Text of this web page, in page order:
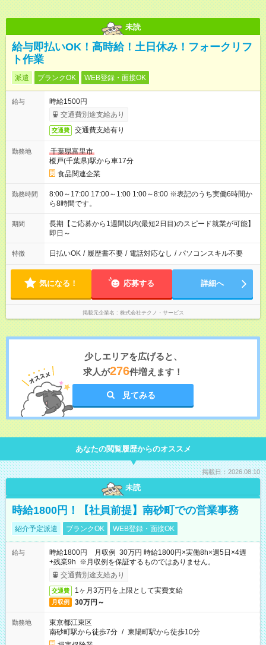
未読
給与即払いOK！高時給！土日休み！フォークリフ
ト作業
派遣 ブランクOK WEB登録・面接OK
給与
時給1500円
交通費別途支給あり
交通費 交通費支給有り
勤務地
千葉県富里市
榎戸(千葉県)駅から車17分
食品関連企業
勤務時間
8:00～17:00 17:00～1:00 1:00～8:00 ※表記のうち実働6時間か
ら8時間です。
期間
長期【ご応募から1週間以内(最短2日目)のスピード就業が可能】
即日～
特徴 日払いOK / 履歴書不要 / 電話対応なし / パソコンスキル不要
気になる！ 応募する 詳細へ
掲載元企業名 株式会社テクノ・サービス
少しエリアを広げると、
求人が276件増えます！
見てみる
あなたの閲覧履歴からのオススメ
掲載日：2026.08.10
未読
時給1800円！【社員前提】南砂町での営業事務
紹介予定派遣 ブランクOK WEB登録・面接OK
給与
時給1800円 月収例 30万円 時給1800円×実働8h×週5日×4週
+残業9h ※月収例を保証するものではありません。
交通費別途支給あり
交通費 1ヶ月3万円を上限として実費支給
月収例 30万円～
勤務地
東京都江東区
南砂町駅から徒歩7分 / 東陽町駅から徒歩10分